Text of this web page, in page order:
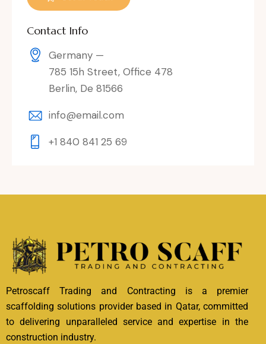
Contact Info
Germany —
785 15h Street, Office 478
Berlin, De 81566
info@email.com
+1 840 841 25 69
Petroscaff Trading and Contracting is a premier
scaffolding solutions provider based in Qatar, committed
to delivering unparalleled service and expertise in the
construction industry.